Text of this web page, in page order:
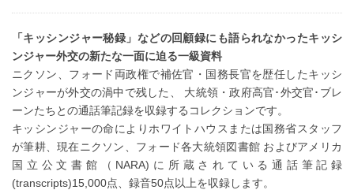
「キッシンジャー秘録」などの回顧録にも語られなかったキッシ
ンジャー外交の新たな一面に迫る一級資料
ニクソン、フォード両政権で補佐官・国務長官を歴任したキッシ
ンジャーが外交の渦中で残した、 大統領・政府高官･外交官･ブレ
ーンたちとの通話筆記録を収録するコレクションです。
キッシンジャーの命によりホワイトハウスまたは国務省スタッフ
が筆耕、現在ニクソン、フォード各大統領図書館 およびアメリカ
国立公文書館（NARA)に所蔵されている通話筆記録
(transcripts)15,000点、録音50点以上を収録します。